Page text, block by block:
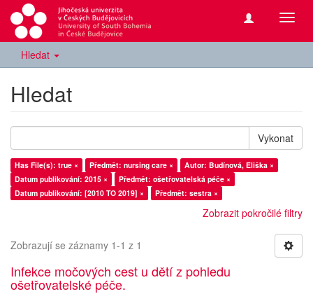
Hledat
Hledat
Vykonat
Has File(s): true × Předmět: nursing care ×
Autor: Budínová, Eliška ×
Datum publikování: 2015 ×
Předmět: ošetřovatelská péče ×
Datum publikování: [2010 TO 2019] ×
Předmět: sestra ×
Zobrazit pokročilé filtry
Zobrazují se záznamy 1-1 z 1
Infekce močových cest u dětí z pohledu
ošetřovatelské péče.